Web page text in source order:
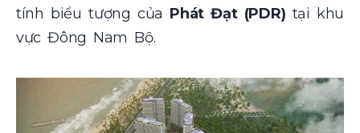
tính biểu tượng của Phát Đạt (PDR) tại khu
vực Đông Nam Bộ.